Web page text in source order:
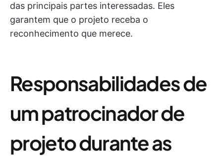
das principais partes interessadas. Eles
garantem que o projeto receba o
reconhecimento que merece.
Responsabilidades de
um patrocinador de
projeto durante as